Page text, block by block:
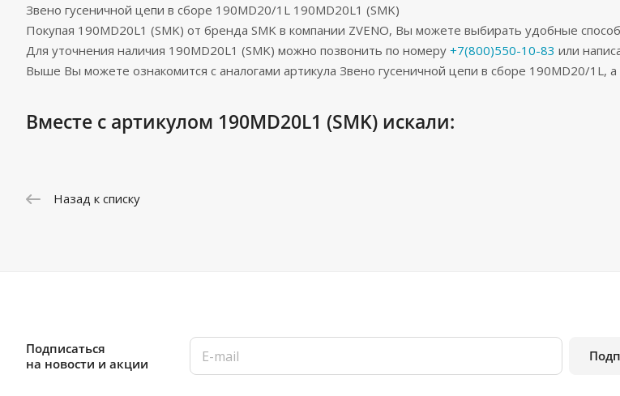
Звено гусеничной цепи в сборе 190MD20/1L 190MD20L1 (SMK)
Покупая 190MD20L1 (SMK) от бренда SMK в компании ZVENO, Вы можете выбирать удобные
Для уточнения наличия 190MD20L1 (SMK) можно позвонить по номеру +7(800)550-10-83 или
Выше Вы можете ознакомится с аналогами артикула Звено гусеничной цепи в сборе 190MD20/1L,
Вместе с артикулом 190MD20L1 (SMK) искали:
Назад к списку
Подписаться
на новости и акции